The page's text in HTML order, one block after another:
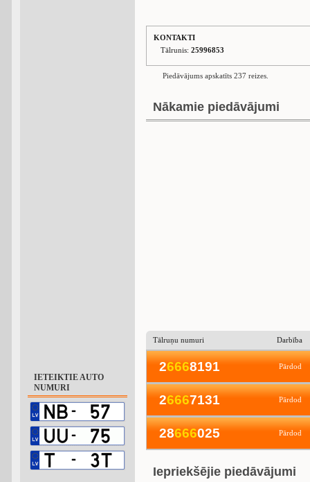
IETEIKTIE AUTO
NUMURI
KONTAKTI
Tālrunis: 25996853
Piedāvājums apskatīts 237 reizes.
Nākamie piedāvājumi
Tālruņu numuri Darbība
26668191 Pārdod
26667131 Pārdod
28666025 Pārdod
Iepriekšējie piedāvājumi